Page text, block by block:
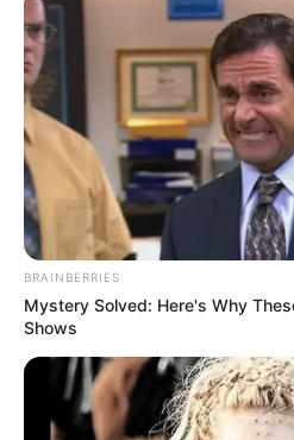
(foto:
8. Untuk menambah
tambahkan kursi yang
naturalnya cocok dengan
BRAINBERRIES
Mystery Solved: Here's Why
Shows